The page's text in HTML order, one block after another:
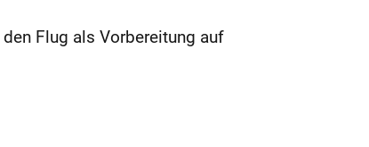
Flug als Vorbereitung auf